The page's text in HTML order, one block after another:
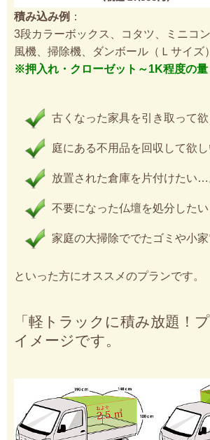
積み込み例 ：
3段カラーボックス、コタツ、ミニコ
風機、掃除機、ダンボール（Ｌサイズ
※押入れ・クローゼット～1K程度の量
古くなった家具を引き取って欲
庭にある不用品を回収して欲し
放置された倉庫を片付けたい…
不要になった仏壇を処分したい
家庭の大掃除ででたゴミや小家
といった方にオススメのプランです。
「軽トラックに積み放題！
イメージです。